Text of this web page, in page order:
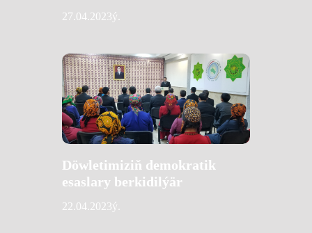
27.04.2023ý.
Döwletimiziň demokratik
esaslary berkidilýär
22.04.2023ý.